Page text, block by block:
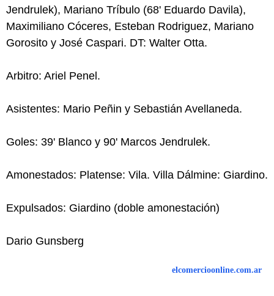
Jendrulek), Mariano Tríbulo (68' Eduardo Davila),
Maximiliano Cóceres, Esteban Rodriguez, Mariano
Gorosito y José Caspari. DT: Walter Otta.
Arbitro: Ariel Penel.
Asistentes: Mario Peñin y Sebastián Avellaneda.
Goles: 39' Blanco y 90' Marcos Jendrulek.
Amonestados: Platense: Vila. Villa Dálmine: Giardino.
Expulsados: Giardino (doble amonestación)
Dario Gunsberg
elcomercioonline.com.ar